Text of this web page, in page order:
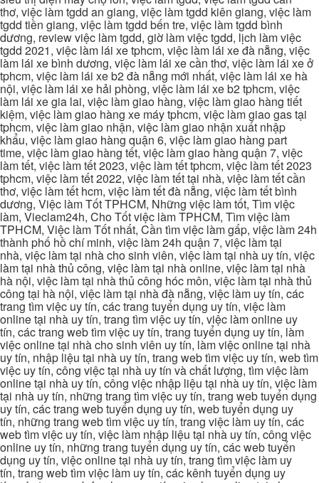
thơ, việc làm tgdd an giang, việc làm tgdd kiên giang, việc làm
tgdd tiền giang, việc làm tgdd bến tre, việc làm tgdd bình
dương, review việc làm tgdd, giờ làm việc tgdd, lịch làm việc
tgdd 2021, việc làm lái xe tphcm, việc làm lái xe đà nẵng, việc
làm lái xe bình dương, việc làm lái xe cần thơ, việc làm lái xe ở
tphcm, việc làm lái xe b2 đà nẵng mới nhất, việc làm lái xe hà
nội, việc làm lái xe hải phòng, việc làm lái xe b2 tphcm, việc
làm lái xe gia lai, việc làm giao hàng, việc làm giao hàng tiết
kiệm, việc làm giao hàng xe máy tphcm, việc làm giao gas tại
tphcm, việc làm giao nhận, việc làm giao nhận xuất nhập
khẩu, việc làm giao hàng quận 6, việc làm giao hàng part
time, việc làm giao hàng tết, việc làm giao hàng quận 7, việc
làm tết, việc làm tết 2023, việc làm tết tphcm, việc làm tết 2023
tphcm, việc làm tết 2022, việc làm tết tại nhà, việc làm tết cần
thơ, việc làm tết hcm, việc làm tết đà nẵng, việc làm tết bình
dương, Việc làm Tốt TPHCM, Những việc làm tốt, Tìm việc
làm, Vieclam24h, Cho Tốt việc làm TPHCM, Tìm việc làm
TPHCM, Việc làm Tốt nhất, Cần tìm việc làm gấp, việc làm 24h
thành phố hồ chí minh, việc làm 24h quận 7, việc làm tại
nhà, việc làm tại nhà cho sinh viên, việc làm tại nhà uy tín, việc
làm tại nhà thủ công, việc làm tại nhà online, việc làm tại nhà
hà nội, việc làm tại nhà thủ công hóc môn, việc làm tại nhà thủ
công tại hà nội, việc làm tại nhà đà nẵng, việc làm uy tín, các
trang tìm việc uy tín, các trang tuyển dụng uy tín, việc làm
online tại nhà uy tín, trang tìm việc uy tín, việc làm online uy
tín, các trang web tìm việc uy tín, trang tuyển dụng uy tín, làm
việc online tại nhà cho sinh viên uy tín, làm việc online tại nhà
uy tín, nhập liệu tại nhà uy tín, trang web tìm việc uy tín, web tìm
việc uy tín, công việc tại nhà uy tín và chất lượng, tìm việc làm
online tại nhà uy tín, công việc nhập liệu tại nhà uy tín, việc làm
tại nhà uy tín, những trang tìm việc uy tín, trang web tuyển dụng
uy tín, các trang web tuyển dụng uy tín, web tuyển dụng uy
tín, những trang web tìm việc uy tín, trang việc làm uy tín, các
web tìm việc uy tín, việc làm nhập liệu tại nhà uy tín, công việc
online uy tín, những trang tuyển dụng uy tín, các web tuyển
dụng uy tín, việc online tại nhà uy tín, trang tìm việc làm uy
tín, trang web tìm việc làm uy tín, các kênh tuyển dụng uy